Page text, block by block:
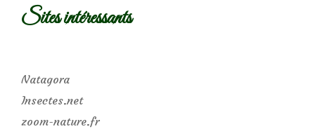
Sites intéressants
Natagora
Insectes.net
zoom-nature.fr